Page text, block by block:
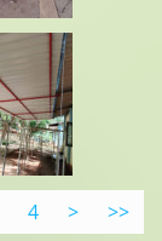
4 > >>